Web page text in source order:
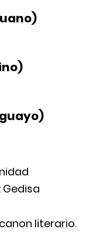
Gedisa
literario.